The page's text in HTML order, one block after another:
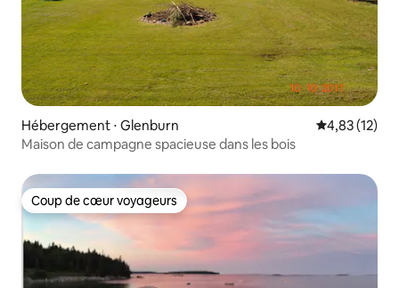
Hébergement ⋅ Glenburn Évaluation
4,83 (12)
Maison de campagne spacieuse dans les bois
Coup de cœur voyageurs
Coup de cœur voyageurs